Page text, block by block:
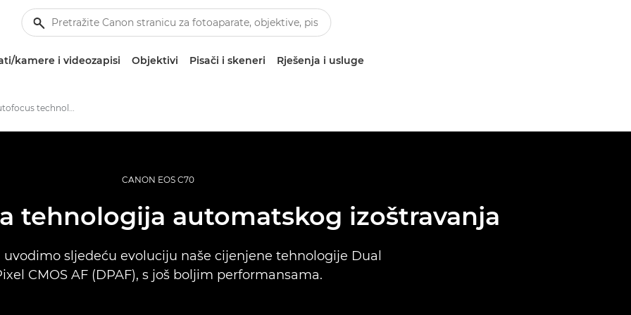
kamere i videozapisi Objektivi Pisači i skeneri Rješenja i usluge
Pioneering autofocus technology
CANON EOS C70
tehnologija automatskog izoštravanja
uvodimo sljedeću evoluciju naše cijenjene tehnologije Dual
CMOS AF (DPAF), s još boljim performansama.